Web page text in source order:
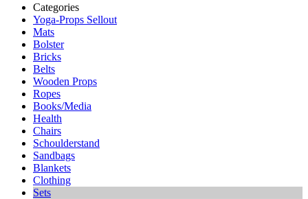
Categories
Yoga-Props Sellout
Mats
Bolster
Bricks
Belts
Wooden Props
Ropes
Books/Media
Health
Chairs
Schoulderstand
Sandbags
Blankets
Clothing
Sets